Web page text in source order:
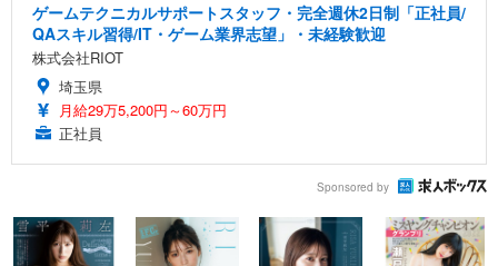
ゲームテクニカルサポートスタッフ・完全週休2日制「正社員/
QAスキル習得/IT・ゲーム業界志望」・未経験歓迎
株式会社RIOT
埼玉県
月給29万5,200円～60万円
正社員
Sponsored by